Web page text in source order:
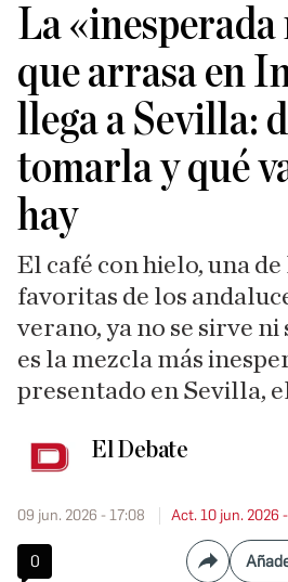
La «inesperada
que arrasa en
llega a Sevilla:
tomarla y qué
hay
El café con hielo, una de
favoritas de los
verano, ya no se sirve ni
es la mezcla más
presentado en Sevilla,
El Debate
09 jun. 2026 - 17:08 Act. 10 jun. 2026
0 Compartir